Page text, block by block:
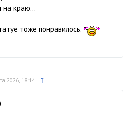
на краю…
тоже понравилось.
2026, 18:14 ↑